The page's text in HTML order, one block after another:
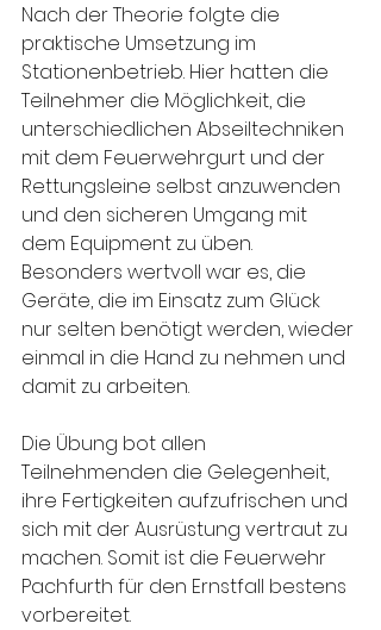
Nach der Theorie folgte die
praktische Umsetzung im
Stationenbetrieb. Hier hatten die
Teilnehmer die Möglichkeit, die
unterschiedlichen Abseiltechniken
mit dem Feuerwehrgurt und der
Rettungsleine selbst anzuwenden
und den sicheren Umgang mit
dem Equipment zu üben.
Besonders wertvoll war es, die
Geräte, die im Einsatz zum Glück
nur selten benötigt werden, wieder
einmal in die Hand zu nehmen und
damit zu arbeiten.
Die Übung bot allen
Teilnehmenden die Gelegenheit,
ihre Fertigkeiten aufzufrischen und
sich mit der Ausrüstung vertraut zu
machen. Somit ist die Feuerwehr
Pachfurth für den Ernstfall bestens
vorbereitet.